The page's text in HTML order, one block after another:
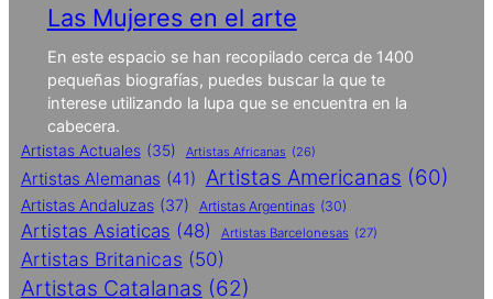
Las Mujeres en el arte
En este espacio se han recopilado cerca de 1400
pequeñas biografías, puedes buscar la que te
interese utilizando la lupa que se encuentra en la
cabecera.
Artistas Actuales (35) Artistas Africanas (26)
Artistas Alemanas (41) Artistas Americanas (60)
Artistas Andaluzas (37) Artistas Argentinas (30)
Artistas Asiaticas (48) Artistas Barcelonesas (27)
Artistas Britanicas (50)
Artistas Catalanas (62)